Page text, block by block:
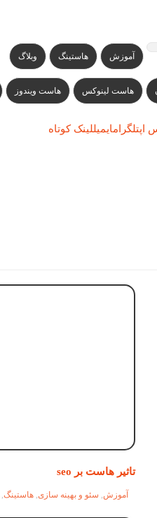
آموزش هاستینگ وبلاگ
هاست لینوکس هاست ویندوز
اپتلگرامایمیللینک کوتاه
تاثیر هاست بر seo
آموزش, سئو و بهینه سازی,هاستینگ,